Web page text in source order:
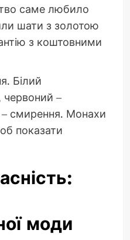
саме любило
шати з золотою
з коштовними
Білий
червоний –
смирення. Монахи
показати
моди